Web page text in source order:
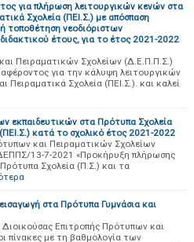
για πλήρωση λειτουργικών κενών στα
Σχολεία (ΠΕΙ.Σ.) με απόσπαση
τοποθέτηση νεοδιόριστων
έτους, για το έτος 2021-2022
Πειραματικών Σχολείων (Δ.Ε.Π.Π.Σ.)
για την κάλυψη λειτουργικών
Πειραματικά Σχολεία (ΠΕΙ.Σ.). και καλεί
εκπαιδευτικών στα Πρότυπα Σχολεία
κατά το σχολικό έτος 2021-2022
και Πειραματικών Σχολείων
13-7-2021 «Προκήρυξη πλήρωσης
Σχολεία (Π.Σ.) και τα
στα Πρότυπα Γυμνάσια και
Επιτροπής Πρότυπων και
πίνακες με τη βαθμολογία των